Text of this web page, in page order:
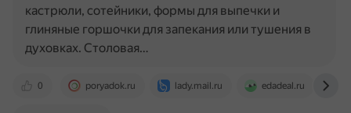
0 poryadok.ru lady.mail.ru edadeal.ru
кастрюли, сотейники, формы для выпечки и
глиняные горшочки для запекания или тушения в
духовках. Столовая…